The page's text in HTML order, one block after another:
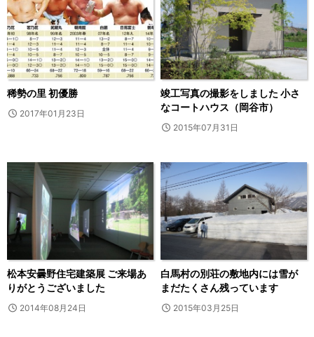
稀勢の里 初優勝
2017年01月23日
竣工写真の撮影をしました 小さ
なコートハウス（岡谷市）
2015年07月31日
松本安曇野住宅建築展 ご来場あ
りがとうございました
2014年08月24日
白馬村の別荘の敷地内には雪が
まだたくさん残っています
2015年03月25日